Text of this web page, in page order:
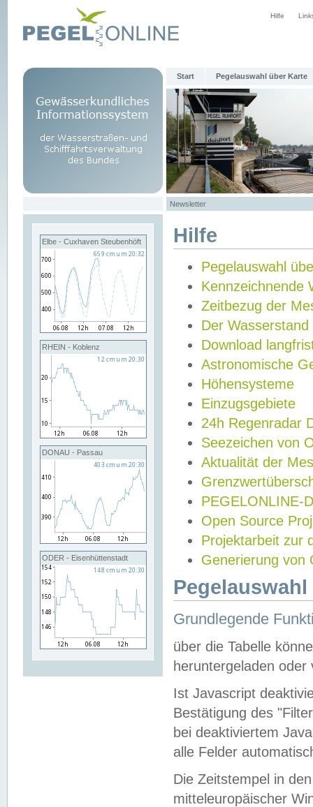
Hilfe
Start Pegelauswahl über Karte
Newsletter
Elbe - Cuxhaven Steubenhöft
RHEIN - Koblenz
DONAU - Passau
ODER - Eisenhüttenstadt
Hilfe
Pegelauswahl
Kennzeichnende
Zeitbezug der
Der Wasserstand
Download
Astronomische
Höhensysteme
Einzugsgebiete
24h Regenradar
Seezeichen von
Aktualität der
PEGELONLINE-
Open Source
Projektarbeit zur
Generierung von
Grundlegende
über die Tabelle
heruntergeladen oder
Ist Javascript
Bestätigung des
bei deaktiviertem
alle Felder
Die Zeitstempel in
mitteleuropäischer